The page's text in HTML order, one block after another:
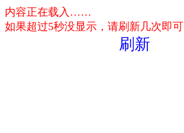
内容正在载入……
如果超过5秒没显示，请刷新几次即可
刷新